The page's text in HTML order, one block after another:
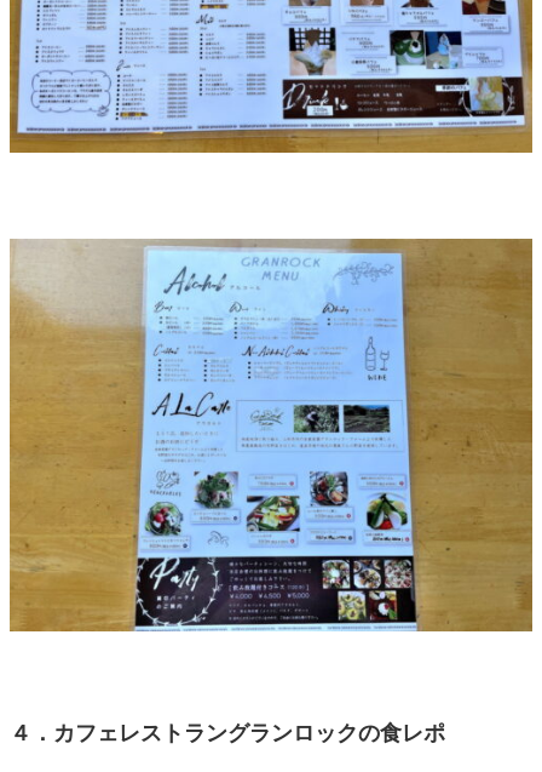
４．カフェレストラングランロックの食レポ